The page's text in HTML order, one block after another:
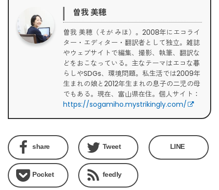
曽我 美穂
曽我 美穂（そが みほ）。2008年にエコライ
ター・エディター・翻訳者として独立。雑誌
やウェブサイトで編集、撮影、執筆、翻訳な
どをおこなっている。主なテーマはエコな暮
らしやSDGs、環境問題。私生活では2009年
生まれの娘と2012年生まれの息子の二児の母
でもある。現在、富山県在住。個人サイト：
https://sogamiho.mystrikingly.com/
share Tweet LINE
Pocket feedly